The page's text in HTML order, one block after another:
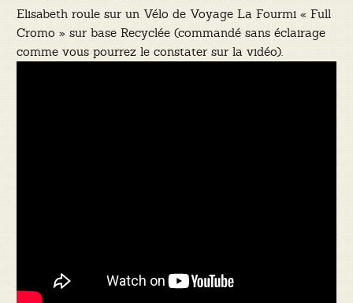
Elisabeth roule sur un Vélo de Voyage La Fourmi « Full
Cromo » sur base Recyclée (commandé sans éclairage
comme vous pourrez le constater sur la vidéo).